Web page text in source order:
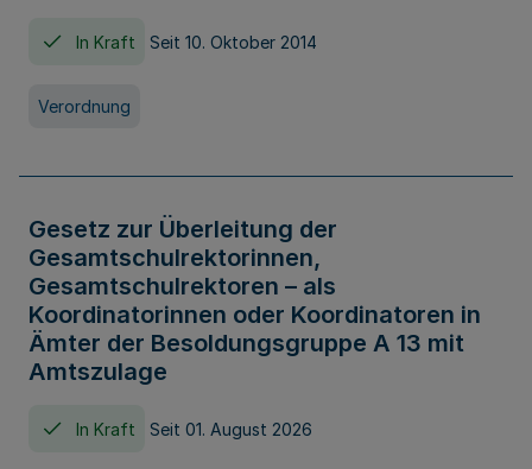
In Kraft Seit 10. Oktober 2014
Verordnung
Gesetz zur Überleitung der
Gesamtschulrektorinnen,
Gesamtschulrektoren – als
Koordinatorinnen oder Koordinatoren in
Ämter der Besoldungsgruppe A 13 mit
Amtszulage
In Kraft Seit 01. August 2026